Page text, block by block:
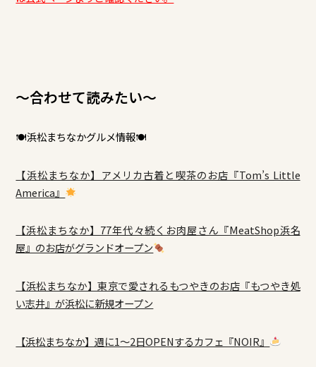
～合わせて読みたい～
🍽浜松まちなかグルメ情報🍽
【浜松まちなか】アメリカ古着と喫茶のお店『Tom’s Little
America』
【浜松まちなか】77年代々続くお肉屋さん『MeatShop浜名
屋』のお店がグランドオープン
【浜松まちなか】東京で愛されるもつやきのお店『もつやき処
い志井』が浜松に新規オープン
【浜松まちなか】週に1～2日OPENするカフェ『NOIR』